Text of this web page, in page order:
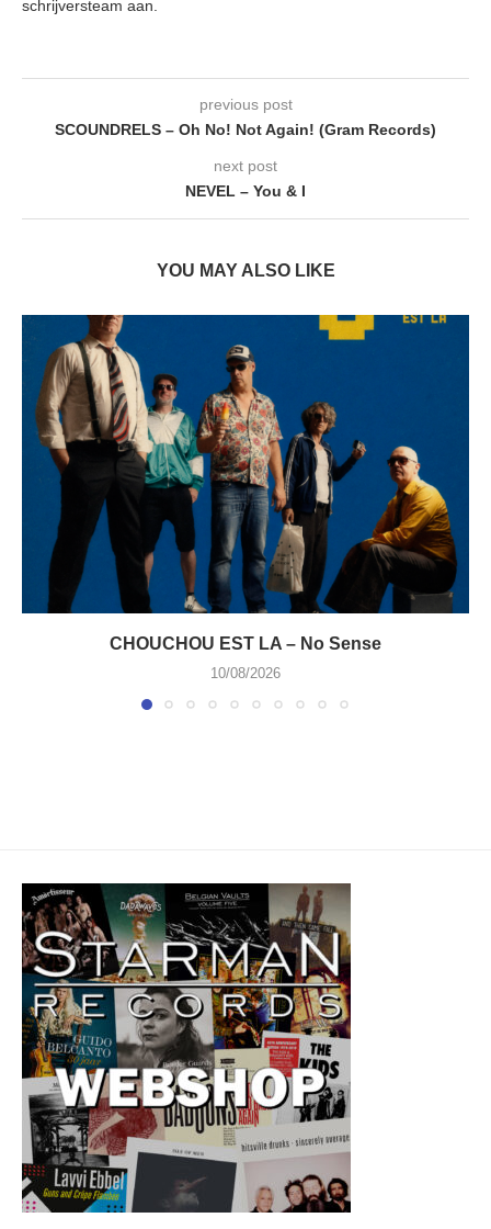
schrijversteam aan.
previous post
SCOUNDRELS – Oh No! Not Again! (Gram Records)
next post
NEVEL – You & I
YOU MAY ALSO LIKE
CHOUCHOU EST LA – No Sense
10/08/2026